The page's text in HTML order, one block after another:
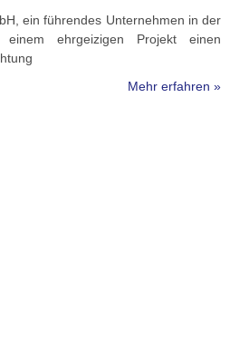
ein führendes Unternehmen in der
ehrgeizigen Projekt einen
Mehr erfahren »